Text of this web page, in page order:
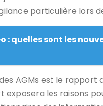
particulière lors
: quelles sont les
AGMs est le rapport
exposera les raisons